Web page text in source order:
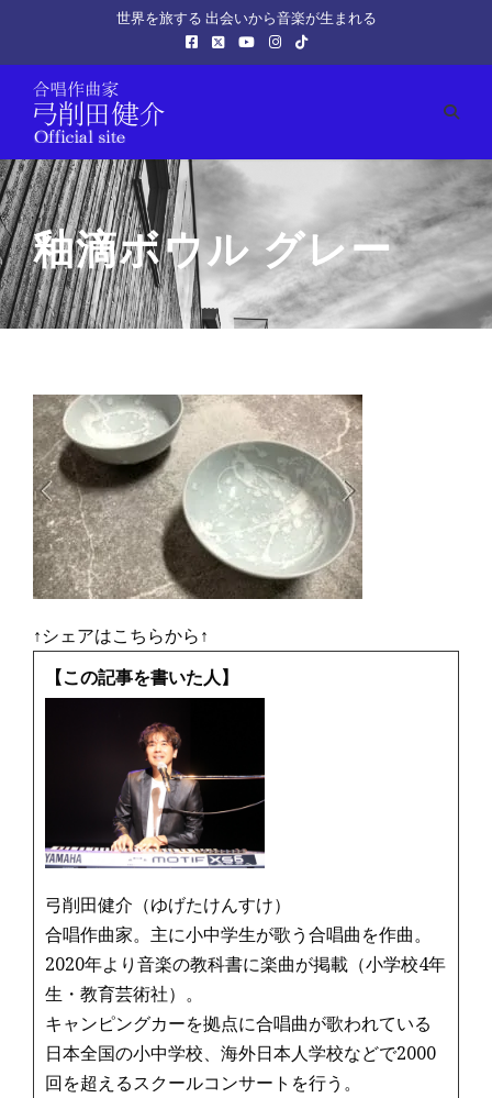
世界を旅する 出会いから音楽が生まれる
釉滴ボウル グレー
↑シェアはこちらから↑
【この記事を書いた人】
弓削田健介（ゆげたけんすけ）
合唱作曲家。主に小中学生が歌う合唱曲を作曲。
2020年より音楽の教科書に楽曲が掲載（小学校4年
生・教育芸術社）。
キャンピングカーを拠点に合唱曲が歌われている
日本全国の小中学校、海外日本人学校などで2000
回を超えるスクールコンサートを行う。